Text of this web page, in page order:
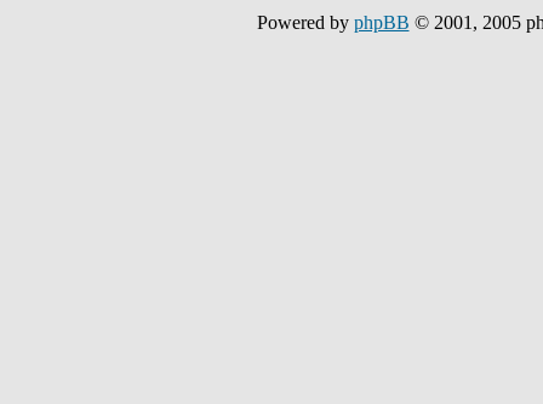
Powered by phpBB © 2001, 2005